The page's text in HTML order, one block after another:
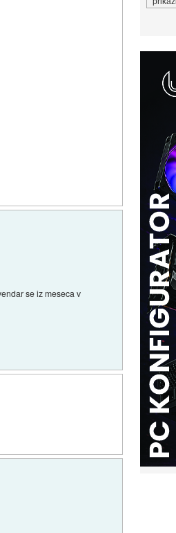
se iz meseca v